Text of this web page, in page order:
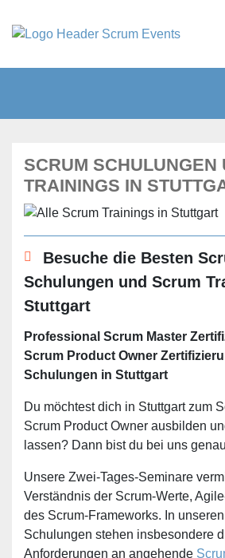
SCRUM SCHULUNGEN
TRAININGS IN
Besuche die Besten
Schulungen und Scrum
Stuttgart
Professional Scrum Master
Scrum Product Owner
Schulungen in Stuttgart
Du möchtest dich in Stuttgart zum
Scrum Product Owner ausbilden
lassen? Dann bist du bei uns
Unsere Zwei-Tages-Seminare
Verständnis der Scrum-Werte,
des Scrum-Frameworks. In
Schulungen stehen insbesondere
Anforderungen an angehende